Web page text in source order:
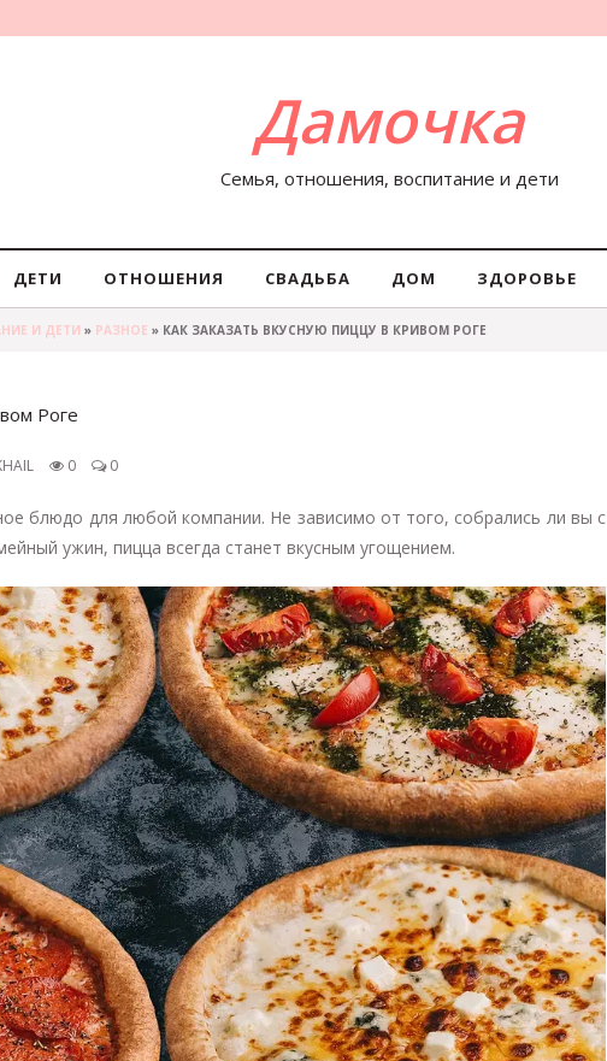
Дамочка
Семья, отношения, воспитание и дети
ДЕТИ ОТНОШЕНИЯ СВАДЬБА ДОМ ЗДОРОВЬЕ
И ДЕТИ » РАЗНОЕ » КАК ЗАКАЗАТЬ ВКУСНУЮ ПИЦЦУ В КРИВОМ РОГЕ
Роге
0 0
блюдо для любой компании. Не зависимо от того, собрались ли вы с
ужин, пицца всегда станет вкусным угощением.